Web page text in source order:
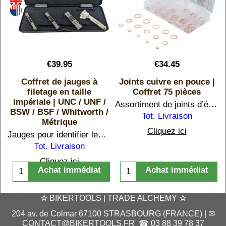
€39.95
Coffret de jauges à
filetage en taille
impériale | UNC / UNF /
BSW / BSF / Whitworth /
Métrique
Jauges pour identifier les filetages anglais (et US) nouveaux et anciens | Coffret de 4
Tot. Livraison
Cliquez ici
Achat immédiat
€34.45
Joints cuivre en pouce |
Coffret 75 pièces
Assortiment de joints d’étanchéité | cuivre | en taille impériale | pour bouchons de vidange | 75 pièces
Tot. Livraison
Cliquez ici
Achat immédiat
☆BIKERTOOLS | TRADE ALCHEMY ☆
204 av. de Colmar 67100 STRASBOURG (FRANCE) | ✉
CONTACT@BIKERTOOLS.FR ☎ 03 88 39 78 37